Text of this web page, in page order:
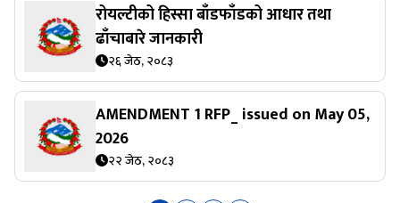
रोयल्टीको हिस्सा बाँडफाँडको आधार तथा
ढाँचाबारे जानकारी
२६ जेठ, २०८३
AMENDMENT 1 RFP_ issued on May 05,
2026
२२ जेठ, २०८३